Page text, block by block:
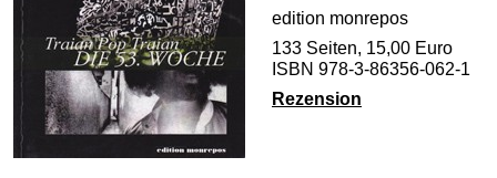
edition monrepos
133 Seiten, 15,00 Euro
ISBN 978-3-86356-062-1
Rezension